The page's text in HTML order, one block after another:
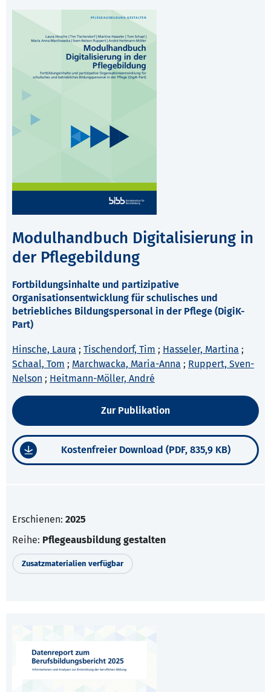
Modulhandbuch Digitalisierung in
der Pflegebildung
Fortbildungsinhalte und partizipative
Organisationsentwicklung für schulisches und
betriebliches Bildungspersonal in der Pflege (DigiK-
Part)
Hinsche, Laura ; Tischendorf, Tim ; Hasseler, Martina ;
Schaal, Tom ; Marchwacka, Maria-Anna ; Ruppert, Sven-
Nelson ; Heitmann-Möller, André
Zur Publikation
Kostenfreier Download (PDF, 835,9 KB)
Erschienen: 2025
Reihe: Pflegeausbildung gestalten
Zusatzmaterialien verfügbar